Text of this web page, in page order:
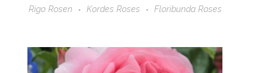
Rigo Rosen Kordes Roses Floribunda Roses